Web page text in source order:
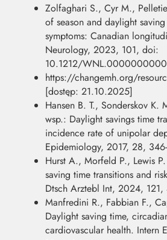
Zolfaghari S., Cyr M.,
of season and daylight
symptoms: Canadian
Neurology, 2023, 101, doi:
10.1212/
https://changemh.org/
[dostęp: 21.10.2025]
Hansen B. T., Sonderskov K.
wsp.: Daylight savings time
incidence rate of unipolar
Epidemiology, 2017, 28,
Hurst A., Morfeld P., Lewis
saving time transitions and
Dtsch Arztebl Int, 2024,
Manfredini R., Fabbian F.,
Daylight saving time,
cardiovascular health. Intern